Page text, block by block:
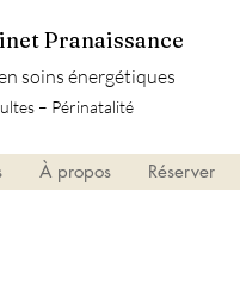
Pranaissance
soins énergétiques
– Périnatalité
À propos Réserver